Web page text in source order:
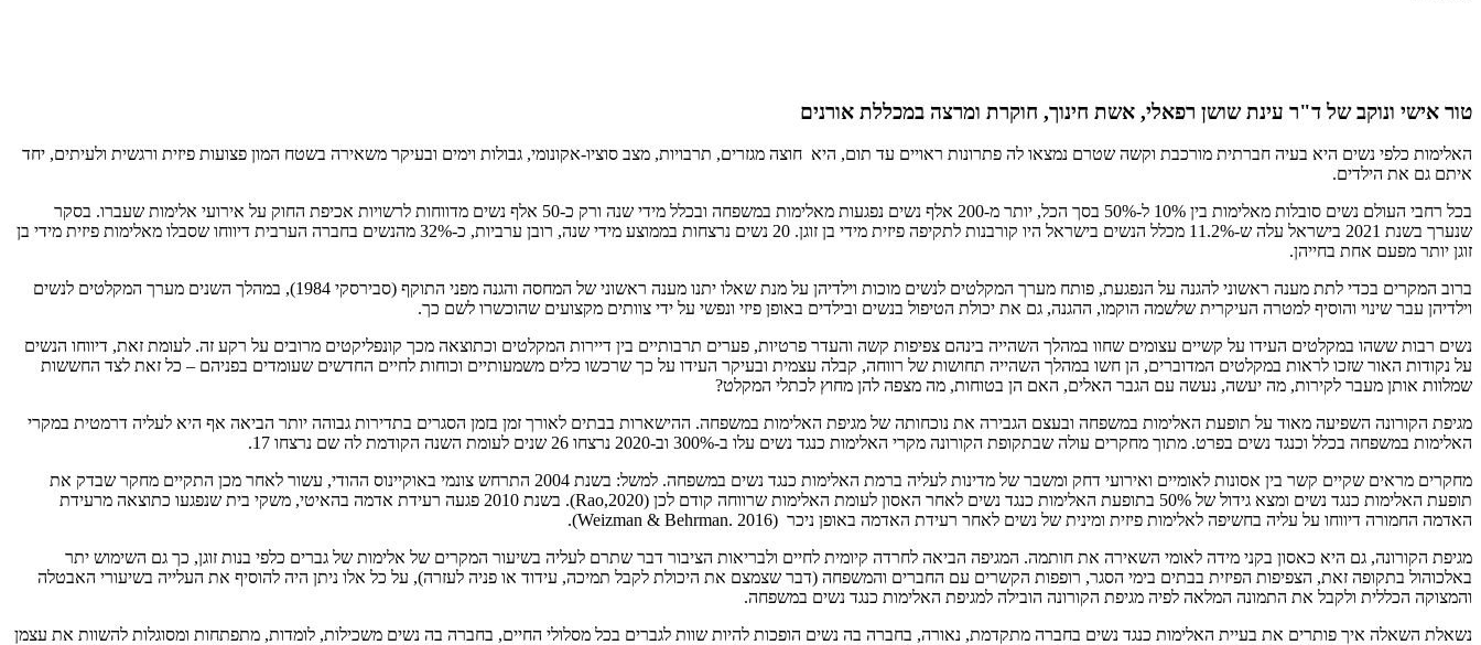
טור אישי ונוקב של ד"ר עינת שושן רפאלי, אשת חינוך, חוקרת ומרצה במכללת אורנים
האלימות כלפי נשים היא בעיה חברתית מורכבת וקשה שטרם נמצאו לה פתרונות ראויים עד תום, היא חוצה מגזרים, תרבויות, מצב סוציו-אקונומי, גבולות וימים ובעיקר משאירה בשטח המון פצועות פיזית ורגשית ולעיתים, יחד
איתם גם את הילדים.
בכל רחבי העולם נשים סובלות מאלימות בין 10% ל-50% בסך הכל, יותר מ-200 אלף נשים נפגעות מאלימות במשפחה ובכלל מידי שנה ורק כ-50 אלף נשים מדווחות לרשויות אכיפת החוק על אירועי אלימות שעברו. בסקר
שנערך בשנת 2021 בישראל עלה ש-11.2% מכלל הנשים בישראל היו קורבנות לתקיפה פיזית מידי בן זוגן. 20 נשים נרצחות בממוצע מידי שנה, רובן ערביות, כ-32% מהנשים בחברה הערבית דיווחו שסבלו מאלימות פיזית מידי בן
זוגן יותר מפעם אחת בחייהן.
ברוב המקרים בכדי לתת מענה ראשוני להגנה על הנפגעת, פותח מערך המקלטים לנשים מוכות וילדיהן על מנת שאלו יתנו מענה ראשוני של המחסה והגנה מפני התוקף (סבירסקי 1984), במהלך השנים מערך המקלטים לנשים
וילדיהן עבר שינוי והוסיף למטרה העיקרית שלשמה הוקמו, ההגנה, גם את יכולת הטיפול בנשים ובילדים באופן פיזי ונפשי על ידי צוותים מקצועים שהוכשרו לשם כך.
נשים רבות ששהו במקלטים העידו על קשיים עצומים שחוו במהלך השהייה בינהם צפיפות קשה והעדר פרטיות, פערים תרבותיים בין דיירות המקלטים וכתוצאה מכך קונפליקטים מרובים על רקע זה. לעומת זאת, דיווחו הנשים
על נקודות האור שזכו לראות במקלטים המדוברים, הן חשו במהלך השהייה תחושות של רווחה, קבלה עצמית ובעיקר העידו על כך שרכשו כלים משמעותיים וכוחות לחיים החדשים שעומדים בפניהם – כל זאת לצד החששות
שמלוות אותן מעבר לקירות, מה יעשה, נעשה עם הגבר האלים, האם הן בטוחות, מה מצפה להן מחוץ לכתלי המקלט?
מגיפת הקורונה השפיעה מאוד על תופעת האלימות במשפחה ובעצם הגבירה את נוכחותה של מגיפת האלימות במשפחה. ההישארות בבתים לאורך זמן בזמן הסגרים בתדירות גבוהה יותר הביאה אף היא לעליה דרמטית במקרי
האלימות במשפחה בכלל וכנגד נשים בפרט. מתוך מחקרים עולה שבתקופת הקורונה מקרי האלימות כנגד נשים עלו ב-300% וב-2020 נרצחו 26 שנים לעומת השנה הקודמת לה שם נרצחו 17.
מחקרים מראים שקיים קשר בין אסונות לאומיים ואירועי דחק ומשבר של מדינות לעליה ברמת האלימות כנגד נשים במשפחה. למשל: בשנת 2004 התרחש צונמי באוקיינוס ההודי, עשור לאחר מכן התקיים מחקר שבדק את
תופעת האלימות כנגד נשים ומצא גידול של 50% בתופעת האלימות כנגד נשים לאחר האסון לעומת האלימות שרווחה קודם לכן (Rao,2020). בשנת 2010 פגעה רעידת אדמה בהאיטי, משקי בית שנפגעו כתוצאה מרעידת
האדמה החמורה דיווחו על עליה בחשיפה לאלימות פיזית ומינית של נשים לאחר רעידת האדמה באופן ניכר (Weizman & Behrman. 2016).
מגיפת הקורונה, גם היא כאסון בקני מידה לאומי השאירה את חותמה. המגיפה הביאה לחרדה קיומית לחיים ולבריאות הציבור דבר שתרם לעליה בשיעור המקרים של אלימות של גברים כלפי בנות זוגן, כך גם השימוש יתר
באלכוהול בתקופה זאת, הצפיפות הפיזית בבתים בימי הסגר, רופפות הקשרים עם החברים והמשפחה (דבר שצמצם את היכולת לקבל תמיכה, עידוד או פניה לעזרה), על כל אלו ניתן היה להוסיף את העלייה בשיעורי האבטלה
והמצוקה הכללית ולקבל את התמונה המלאה לפיה מגיפת הקורונה הובילה למגיפת האלימות כנגד נשים במשפחה.
נשאלת השאלה איך פותרים את בעיית האלימות כנגד נשים בחברה מתקדמת, נאורה, בחברה בה נשים הופכות להיות שוות לגברים בכל מסלולי החיים, בחברה בה נשים משכילות, לומדות, מתפתחות ומסוגלות להשוות את עצמן